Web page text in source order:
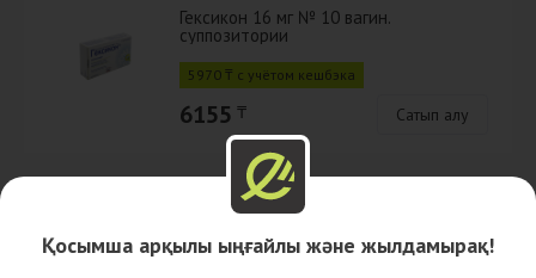
Гексикон 16 мг № 10 вагин.
суппозитории
5970 ₸ с учётом кешбэка
6155 ₸ Сатып алу
Оргил 500 мг, №10, табл.
Қосымша арқылы ыңғайлы және жылдамырақ!